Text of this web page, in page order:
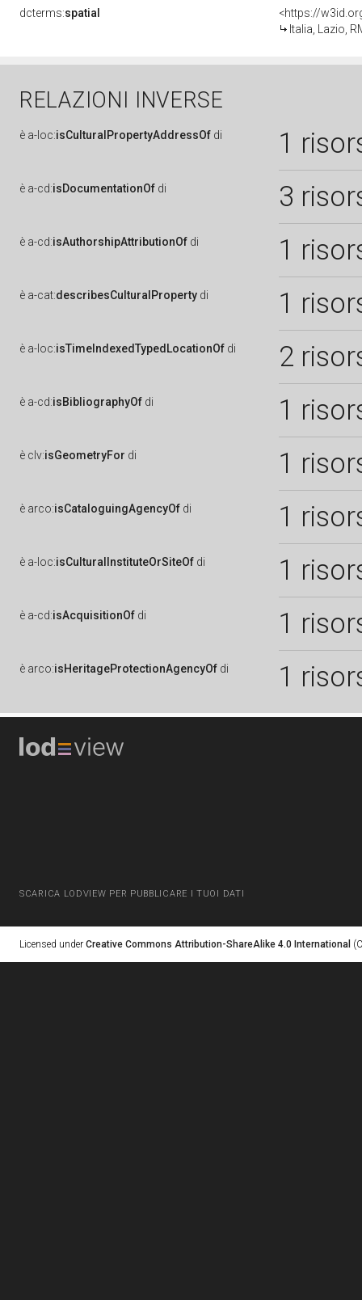
dcterms:spatial
<https://
Italia, Lazio,
RELAZIONI INVERSE
è a-loc:isCulturalPropertyAddressOf di 1
è a-cd:isDocumentationOf di 3
è a-cd:isAuthorshipAttributionOf di 1
è a-cat:describesCulturalProperty di 1
è a-loc:isTimeIndexedTypedLocationOf di 2
è a-cd:isBibliographyOf di 1
è clv:isGeometryFor di 1
è arco:isCataloguingAgencyOf di 1
è a-loc:isCulturalInstituteOrSiteOf di 1
è a-cd:isAcquisitionOf di 1
è arco:isHeritageProtectionAgencyOf di 1
SCARICA LODVIEW PER PUBBLICARE I TUOI DATI
Licensed under Creative Commons Attribution-ShareAlike 4.0 International